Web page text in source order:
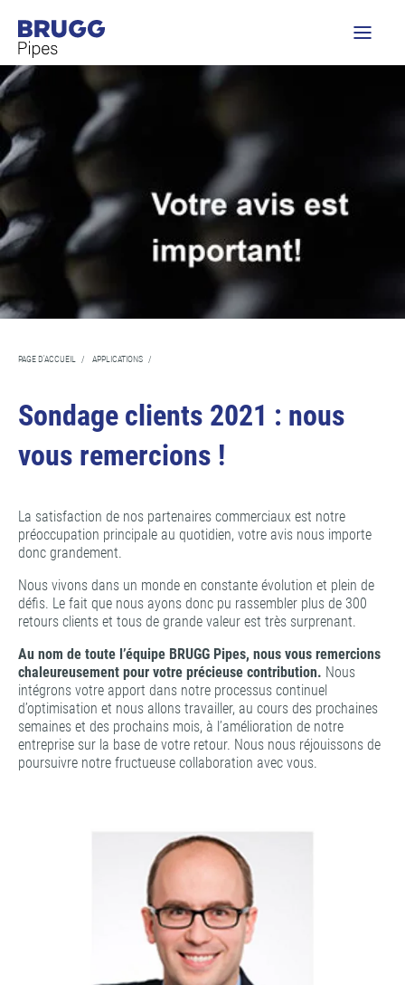
PAGE D'ACCUEIL / APPLICATIONS /
Sondage clients 2021 : nous
vous remercions !
La satisfaction de nos partenaires commerciaux est notre
préoccupation principale au quotidien, votre avis nous importe
donc grandement.
Nous vivons dans un monde en constante évolution et plein de
défis. Le fait que nous ayons donc pu rassembler plus de 300
retours clients et tous de grande valeur est très surprenant.
Au nom de toute l’équipe BRUGG Pipes, nous vous remercions
chaleureusement pour votre précieuse contribution. Nous
intégrons votre apport dans notre processus continuel
d’optimisation et nous allons travailler, au cours des prochaines
semaines et des prochains mois, à l’amélioration de notre
entreprise sur la base de votre retour. Nous nous réjouissons de
poursuivre notre fructueuse collaboration avec vous.